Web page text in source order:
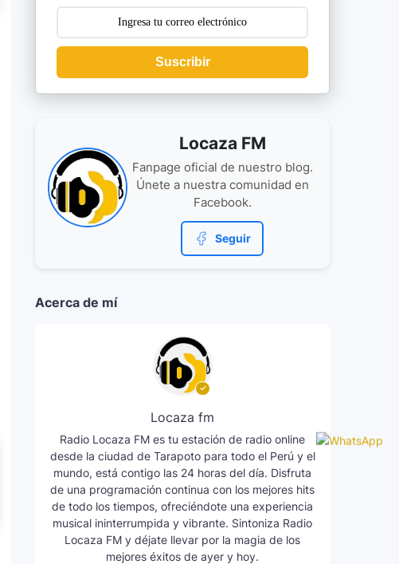
Suscribir
Locaza FM
Fanpage oficial de nuestro blog.
Únete a nuestra comunidad en
Facebook.
Seguir
Acerca de mí
Locaza fm
Radio Locaza FM es tu estación de radio online
desde la ciudad de Tarapoto para todo el Perú y el
mundo, está contigo las 24 horas del día. Disfruta
de una programación continua con los mejores hits
de todo los tiempos, ofreciéndote una experiencia
musical ininterrumpida y vibrante. Sintoniza Radio
Locaza FM y déjate llevar por la magia de los
mejores éxitos de ayer y hoy.